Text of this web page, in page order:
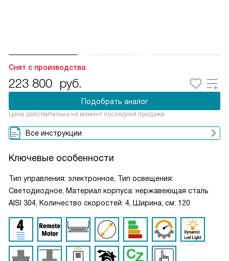
Снят с производства
223 800 руб.
Подобрать аналог
Цена действительна на момент последней продажи
Все инструкции
Ключевые особенности
Тип управления: электронное, Тип освещения:
Светодиодное, Материал корпуса: нержавеющая сталь
AISI 304, Количество скоростей: 4, Ширина, см: 120